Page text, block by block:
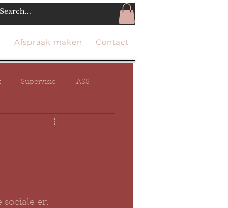
Afspraak maken Contact
Supervisie ASS
hechting
sociale en